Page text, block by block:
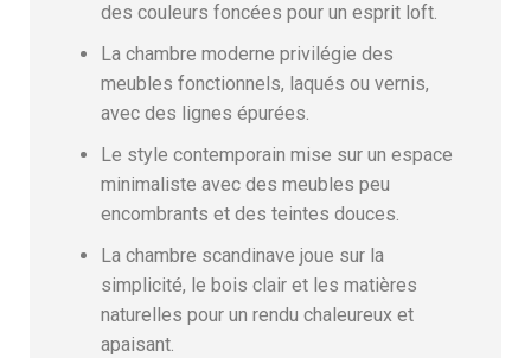
des couleurs foncées pour un esprit loft.
La chambre moderne privilégie des
meubles fonctionnels, laqués ou vernis,
avec des lignes épurées.
Le style contemporain mise sur un espace
minimaliste avec des meubles peu
encombrants et des teintes douces.
La chambre scandinave joue sur la
simplicité, le bois clair et les matières
naturelles pour un rendu chaleureux et
apaisant.